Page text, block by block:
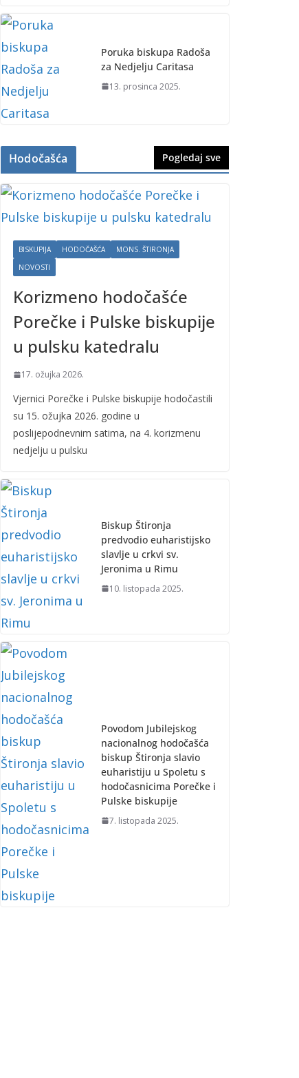
Poruka biskupa Radoša
za Nedjelju Caritasa
13. prosinca 2025.
Hodočašća Pogledaj sve
BISKUPIJA HODOČAŠĆA
MONS. ŠTIRONJA
NOVOSTI
Korizmeno hodočašće
Porečke i Pulske biskupije
u pulsku katedralu
17. ožujka 2026.
Vjernici Porečke i Pulske biskupije hodočastili
su 15. ožujka 2026. godine u
poslijepodnevnim satima, na 4. korizmenu
nedjelju u pulsku
Biskup Štironja
predvodio euharistijsko
slavlje u crkvi sv.
Jeronima u Rimu
10. listopada 2025.
Povodom Jubilejskog
nacionalnog hodočašća
biskup Štironja slavio
euharistiju u Spoletu s
hodočasnicima Porečke i
Pulske biskupije
7. listopada 2025.